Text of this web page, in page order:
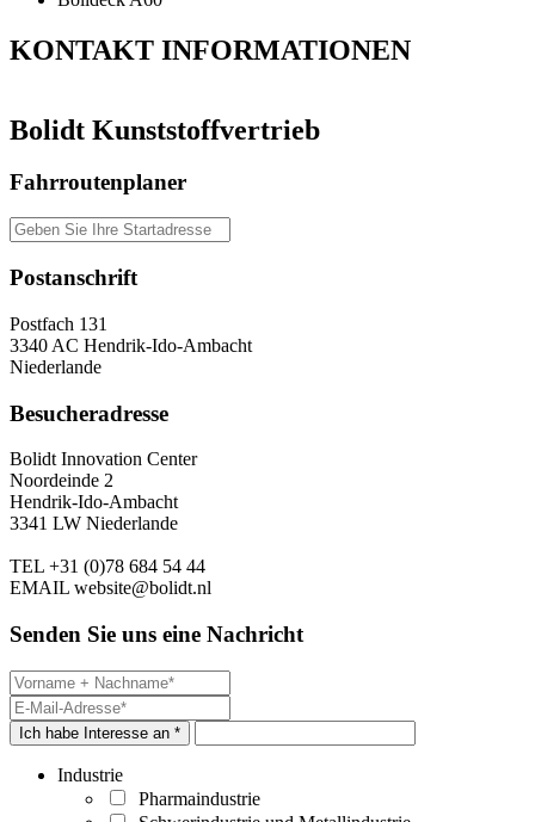
KONTAKT INFORMATIONEN
Bolidt Kunststoffvertrieb
Fahrroutenplaner
Postanschrift
Postfach 131
3340 AC Hendrik-Ido-Ambacht
Niederlande
Besucheradresse
Bolidt Innovation Center
Noordeinde 2
Hendrik-Ido-Ambacht
3341 LW Niederlande
TEL +31 (0)78 684 54 44
EMAIL website@bolidt.nl
Senden Sie uns eine Nachricht
Ich habe Interesse an *
Industrie
Pharmaindustrie